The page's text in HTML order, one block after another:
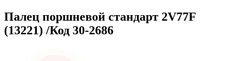
Палец поршневой стандарт 2V77F
(13221) /Код 30-2686